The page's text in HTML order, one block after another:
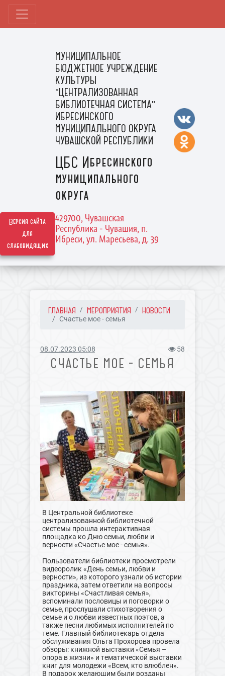
Версия сайта
для
слабовидящих
МУНИЦИПАЛЬНОЕ
БЮДЖЕТНОЕ УЧРЕЖДЕНИЕ
КУЛЬТУРЫ
"ЦЕНТРАЛИЗОВАННАЯ
БИБЛИОТЕЧНАЯ СИСТЕМА"
ИБРЕСИНСКОГО
МУНИЦИПАЛЬНОГО ОКРУГА
ЧУВАШСКОЙ РЕСПУБЛИКИ
ЦБС Ибресинского
муниципального
округа
429700, Чувашская
Республика - Чувашия, п.
Ибреси, ул. Маресьева, д. 39
ГЛАВНАЯ МЕРОПРИЯТИЯ НОВОСТИ
Счастье мое - семья
08.07.2023 05:08 58
СЧАСТЬЕ МОЕ - СЕМЬЯ
В Центральной библиотеке
централизованной библиотечной
системы прошла интерактивная
площадка ко Дню семьи, любви и
верности «Счастье мое - семья».
Пользователи библиотеки просмотрели
видеоролик «День семьи, любви и
верности», из которого узнали об истории
праздника, затем ответили на вопросы
викторины «Счастливая семья»,
вспоминали пословицы и поговорки о
семье, прослушали стихотворения о
семье и о любви известных поэтов, а
также песни любимых исполнителей по
теме. Главный библиотекарь отдела
обслуживания Ольга Прохорова провела
обзоры: книжной выставки «Семья –
опора в жизни» и тематической выставки
книг для молодежи «Всем, кто влюблен».
В подарок желающим были розданы